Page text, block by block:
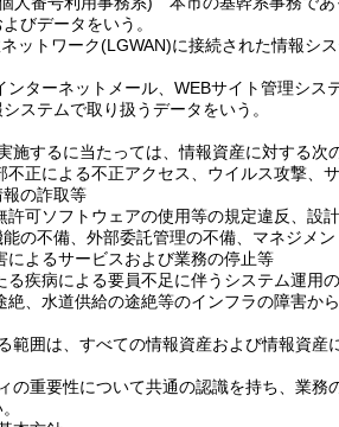
びデータをいう。
ットワーク(LGWAN)に接続された情報シ
ターネットメール、WEBサイト管理シス
ステムで取り扱うデータをいう。
施するに当たっては、情報資産に対する次
正による不正アクセス、ウイルス攻撃、
の詐取等
許可ソフトウェアの使用等の規定違反、設
の不備、外部委託管理の不備、マネジメ
によるサービスおよび業務の停止等
る疾病による要員不足に伴うシステム運用
絶、水道供給の途絶等のインフラの障害か
範囲は、すべての情報資産および情報資産
の重要性について共通の認識を持ち、業務